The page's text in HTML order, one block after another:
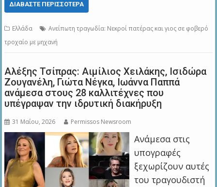
ΔΙΑΒΆΣΤΕ ΠΕΡΙΣΣΌΤΕΡΑ
Ελλάδα
Ανείπωτη τραγωδία: Νεκροί πατέρας και γιος σε φοβερό
τροχαίο με μηχανή
Αλέξης Τσίπρας: Αιμίλιος Χειλάκης, Ισιδώρα
Ζουγανέλη, Γιώτα Νέγκα, Ιωάννα Παππά
ανάμεσα στους 28 καλλιτέχνες που
υπέγραψαν την ιδρυτική διακήρυξη
31 Μαΐου, 2026 Permissos Newsroom
Ανάμεσα στις
υπογραφές
ξεχωρίζουν αυτές
του τραγουδιστή